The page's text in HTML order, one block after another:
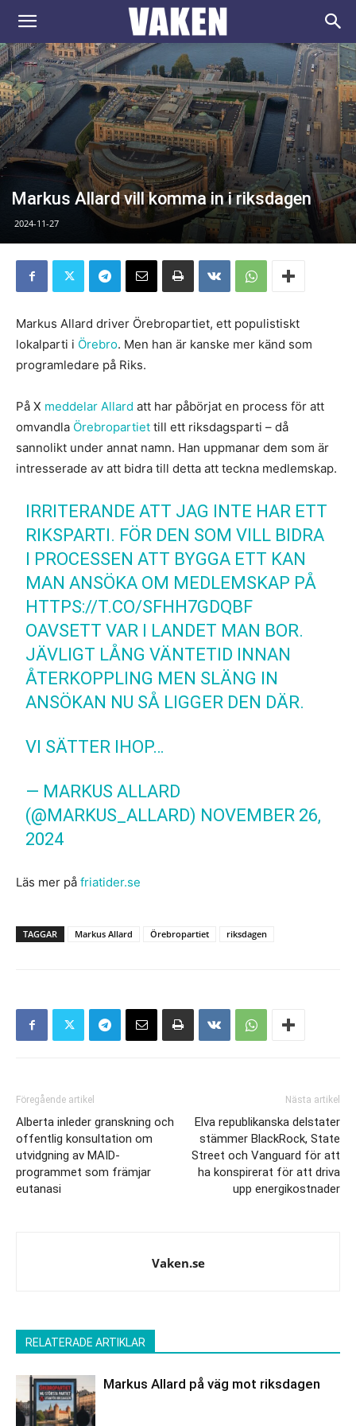
VAKEN.se
Markus Allard vill komma in i riksdagen
2024-11-27
Markus Allard driver Örebropartiet, ett populistiskt
lokalparti i Örebro. Men han är kanske mer känd som
programledare på Riks.
På X meddelar Allard att har påbörjat en process för att
omvandla Örebropartiet till ett riksdagsparti – då
sannolikt under annat namn. Han uppmanar dem som är
intresserade av att bidra till detta att teckna medlemskap.
IRRITERANDE ATT JAG INTE HAR ETT
RIKSPARTI. FÖR DEN SOM VILL BIDRA
I PROCESSEN ATT BYGGA ETT KAN
MAN ANSÖKA OM MEDLEMSKAP PÅ
HTTPS://T.CO/SFHH7GDQBF
OAVSETT VAR I LANDET MAN BOR.
JÄVLIGT LÅNG VÄNTETID INNAN
ÅTERKOPPLING MEN SLÄNG IN
ANSÖKAN NU SÅ LIGGER DEN DÄR.
VI SÄTTER IHOP…
— MARKUS ALLARD
(@MARKUS_ALLARD) NOVEMBER 26,
2024
Läs mer på friatider.se
TAGGAR Markus Allard Örebropartiet riksdagen
Föregående artikel
Alberta inleder granskning och
offentlig konsultation om
utvidgning av MAID-
programmet som främjar
eutanasi
Nästa artikel
Elva republikanska delstater
stämmer BlackRock, State
Street och Vanguard för att
ha konspirerat för att driva
upp energikostnader
Vaken.se
RELATERADE ARTIKLAR
Markus Allard på väg mot riksdagen